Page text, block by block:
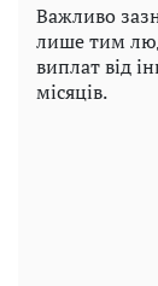
Важливо
лише тим
виплат від
місяців.